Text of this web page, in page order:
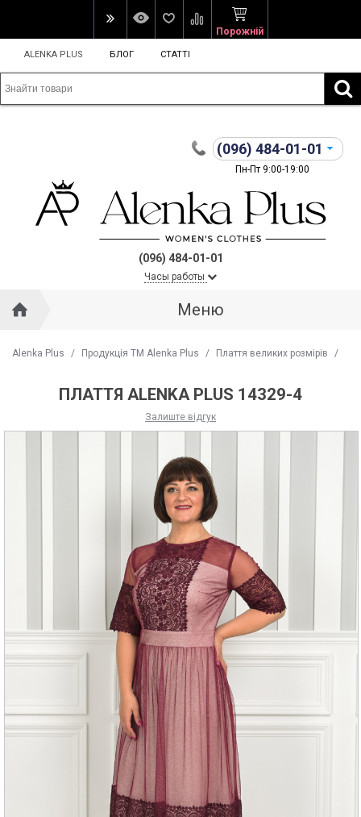
Порожній
ALENKA PLUS БЛОГ СТАТТІ
(096) 484-01-01
Пн-Пт 9:00-19:00
(096) 484-01-01
Часы работы
Меню
Alenka Plus / Продукція ТМ Alenka Plus / Плаття великих розмірів /
ПЛАТТЯ ALENKA PLUS 14329-4
Залиште відгук